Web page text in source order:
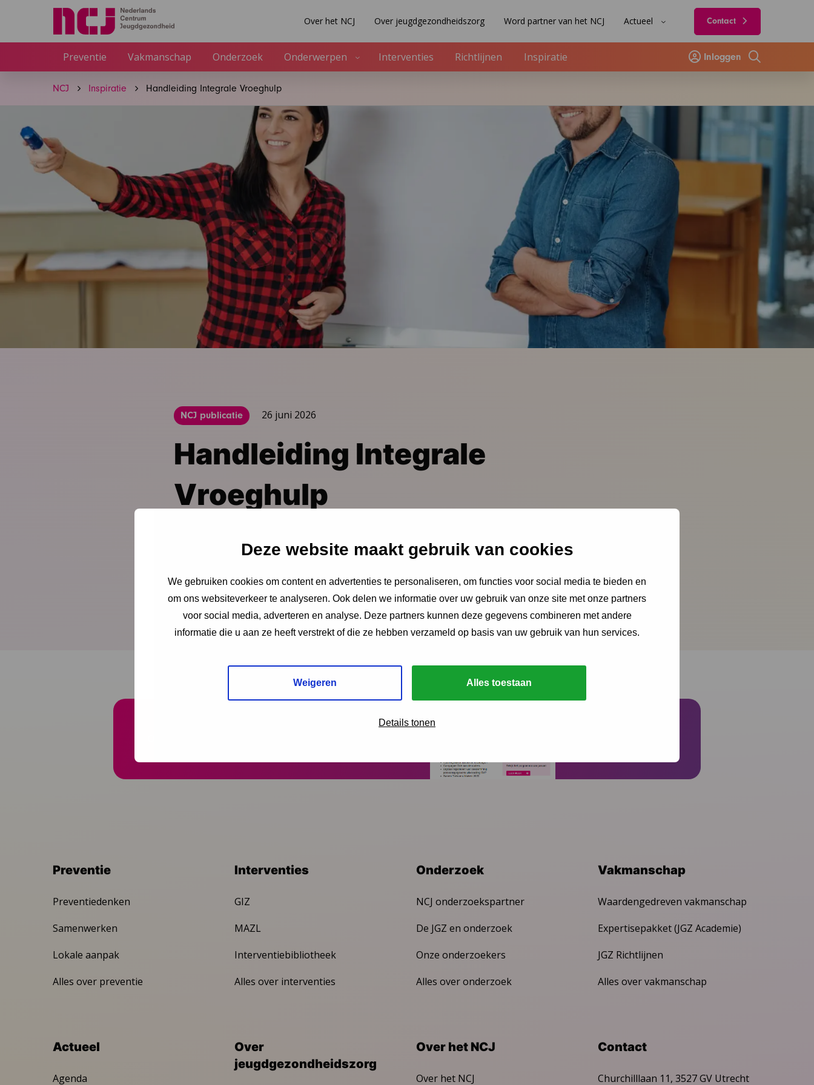
Deze website maakt gebruik van cookies
We gebruiken cookies om content en advertenties te personaliseren, om functies voor social media te bieden en
om ons websiteverkeer te analyseren. Ook delen we informatie over uw gebruik van onze site met onze partners
voor social media, adverteren en analyse. Deze partners kunnen deze gegevens combineren met andere
informatie die u aan ze heeft verstrekt of die ze hebben verzameld op basis van uw gebruik van hun services.
Weigeren Alles toestaan
Details tonen
Over het NCJ Over jeugdgezondheidszorg Word partner van het NCJ Actueel Contact
Preventie Vakmanschap Onderzoek Onderwerpen Interventies Richtlijnen Inspiratie Inloggen
Zoeken
NCJ Inspiratie Handleiding Integrale Vroeghulp
NCJ publicatie 26 juni 2026
Handleiding Integrale
Vroeghulp
Dit handboek biedt een overzicht van de bouwstenen van Integrale Vroeghulp, een praktisch
stappenplan voor implementatie, en handvatten voor borging en monitoring.
Preventie
Preventiedenken
Samenwerken
Lokale aanpak
Alles over preventie
Interventies
GIZ
MAZL
Interventiebibliotheek
Alles over interventies
Onderzoek
NCJ onderzoekspartner
De JGZ en onderzoek
Onze onderzoekers
Alles over onderzoek
Vakmanschap
Waardengedreven vakmanschap
Expertisepakket (JGZ Academie)
JGZ Richtlijnen
Alles over vakmanschap
Actueel
Agenda
Over
jeugdgezondheidszorg
Over het NCJ
Over het NCJ
Contact
Churchilllaan 11, 3527 GV Utrecht